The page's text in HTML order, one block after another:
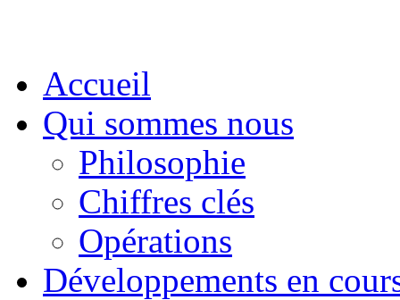
Accueil
Qui sommes nous
Philosophie
Chiffres clés
Opérations
Développements en